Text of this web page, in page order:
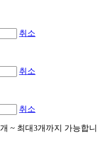
취소
취소
취소
~ 최대3개까지 가능합니